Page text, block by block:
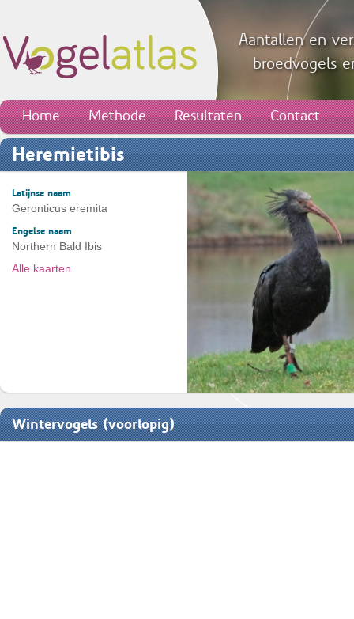
Aantallen en
broedvogels
Home Methode Resultaten Contact
Heremietibis
Latijnse naam
Geronticus eremita
Engelse naam
Northern Bald Ibis
Alle kaarten
Wintervogels (voorlopig)